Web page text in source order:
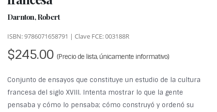
Darnton, Robert
ISBN: 9786071658791 | Clave FCE: 003188R
$245.00 (Precio de lista, únicamente informativo)
Conjunto de ensayos que constituye un estudio de la cultura
francesa del siglo XVIII. Intenta mostrar lo que la gente
pensaba y cómo lo pensaba; cómo construyó y ordenó su